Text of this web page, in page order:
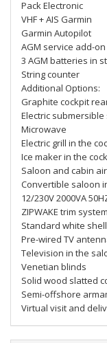
Pack Electronic
VHF + AIS Garmin
Garmin Autopilot
AGM service add-
3 AGM batteries in
String counter
Additional Options:
Graphite cockpit
Electric
Microwave
Electric grill in the
Ice maker in the
Saloon and cabin
Convertible saloon
12/230V 2000VA
ZIPWAKE trim system
Standard white shell
Pre-wired TV
Television in the
Venetian blinds
Solid wood slatted
Semi-offshore
Virtual visit and